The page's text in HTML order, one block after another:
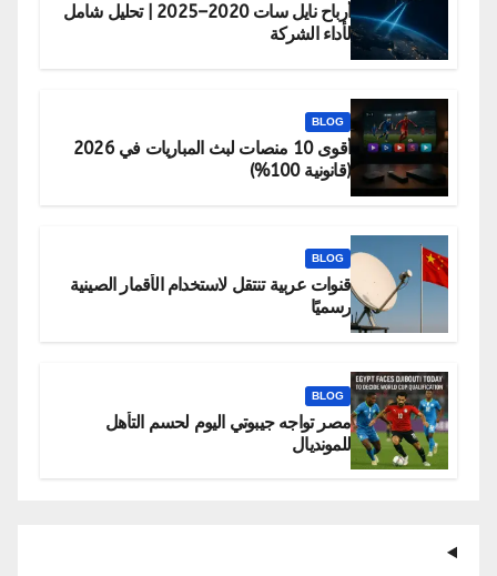
أرباح نايل سات 2020–2025 | تحليل شامل
لأداء الشركة
BLOG
أقوى 10 منصات لبث المباريات في 2026
(قانونية 100%)
BLOG
قنوات عربية تنتقل لاستخدام الأقمار الصينية
رسميًا
BLOG
مصر تواجه جيبوتي اليوم لحسم التأهل
للمونديال